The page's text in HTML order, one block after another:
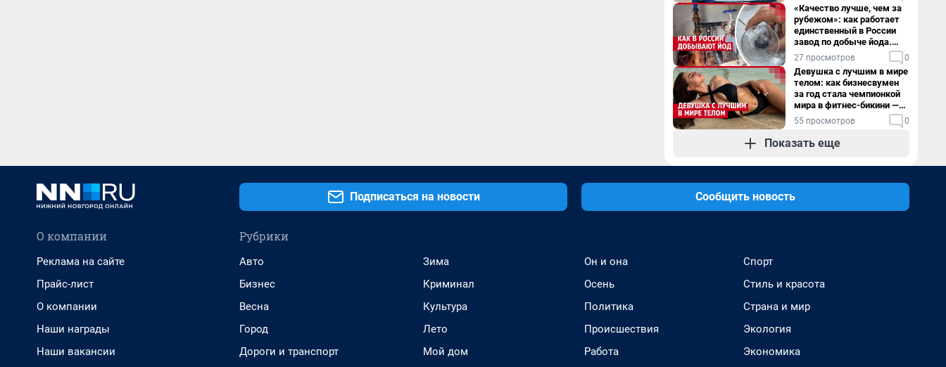
«Качество лучше, чем за
рубежом»: как работает
единственный в России
завод по добыче йода.
Видео
27 просмотров 0
Девушка с лучшим в мире
телом: как бизнесвумен
за год стала чемпионкой
мира в фитнес-бикини —
видео
55 просмотров 0
Показать еще
Подписаться на новости Сообщить новость
О компании
Реклама на сайте
Прайс-лист
О компании
Наши награды
Наши вакансии
Рубрики
Авто
Бизнес
Весна
Город
Дороги и транспорт
Зима
Криминал
Культура
Лето
Мой дом
Он и она
Осень
Политика
Происшествия
Работа
Спорт
Стиль и красота
Страна и мир
Экология
Экономика